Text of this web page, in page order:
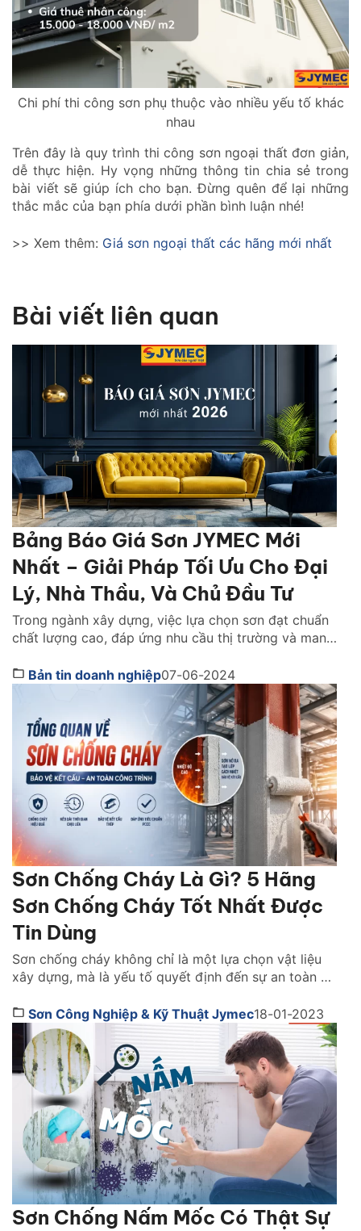
Chi phí thi công sơn phụ thuộc vào nhiều yếu tố khác
nhau
Trên đây là quy trình thi công sơn ngoại thất đơn giản,
dễ thực hiện. Hy vọng những thông tin chia sẻ trong
bài viết sẽ giúp ích cho bạn. Đừng quên để lại những
thắc mắc của bạn phía dưới phần bình luận nhé!
>> Xem thêm: Giá sơn ngoại thất các hãng mới nhất
Bài viết liên quan
Bảng Báo Giá Sơn JYMEC Mới
Nhất – Giải Pháp Tối Ưu Cho Đại
Lý, Nhà Thầu, Và Chủ Đầu Tư
Trong ngành xây dựng, việc lựa chọn sơn đạt chuẩn
chất lượng cao, đáp ứng nhu cầu thị trường và mang
của đại lý phân phối, nhà thầu và chủ đầu tư. Công
ty cổ phần Sơn JYMEC, với danh tiếng về chất lượng
Bản tin doanh nghiệp07-06-2024
Sơn Chống Cháy Là Gì? 5 Hãng
Sơn Chống Cháy Tốt Nhất Được
Tin Dùng
Sơn chống cháy không chỉ là một lựa chọn vật liệu
xây dựng, mà là yếu tố quyết định đến sự an toàn và
hỏa hoạn. Vậy lựa sơn chống cháy hãng nào tốt?
Cách chọn như thế nào. Cùng tìm hiểu ngay […]
Sơn Công Nghiệp & Kỹ Thuật Jymec18-01-2023
Sơn Chống Nấm Mốc Có Thật Sự